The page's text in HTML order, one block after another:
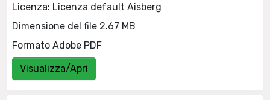
Licenza: Licenza default Aisberg
Dimensione del file 2.67 MB
Formato Adobe PDF
Visualizza/Apri